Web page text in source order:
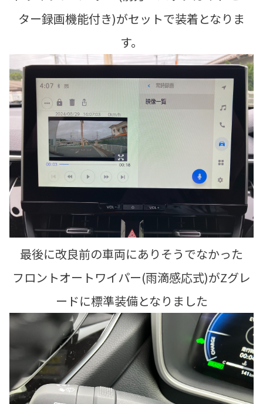
ター録画機能付き)がセットで装着となりま
す。
最後に改良前の車両にありそうでなかった
フロントオートワイパー(雨滴感応式)がZグレ
ードに標準装備となりました